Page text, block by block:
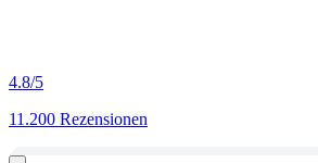
4.8/5
11.200 Rezensionen